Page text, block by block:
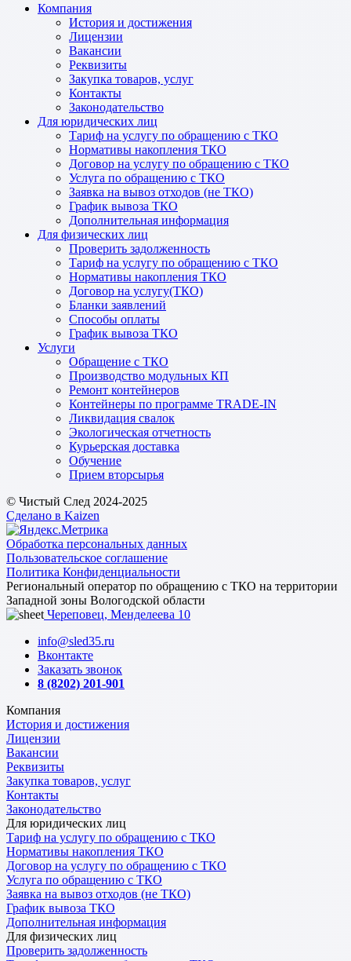
Компания
История и достижения
Лицензии
Вакансии
Реквизиты
Закупка товаров, услуг
Контакты
Законодательство
Для юридических лиц
Тариф на услугу по обращению с ТКО
Нормативы накопления ТКО
Договор на услугу по обращению с ТКО
Услуга по обращению с ТКО
Заявка на вывоз отходов (не ТКО)
График вывоза ТКО
Дополнительная информация
Для физических лиц
Проверить задолженность
Тариф на услугу по обращению с ТКО
Нормативы накопления ТКО
Договор на услугу(ТКО)
Бланки заявлений
Способы оплаты
График вывоза ТКО
Услуги
Обращение с ТКО
Производство модульных КП
Ремонт контейнеров
Контейнеры по программе TRADE-IN
Ликвидация свалок
Экологическая отчетность
Курьерская доставка
Обучение
Прием вторсырья
© Чистый След 2024-2025
Сделано в Kaizen
Обработка персональных данных
Пользовательское соглашение
Политика Конфиденциальности
Региональный оператор по обращению с ТКО на территории
Западной зоны Вологодской области
Череповец, Менделеева 10
info@sled35.ru
Вконтакте
Заказать звонок
8 (8202) 201-901
Компания
История и достижения
Лицензии
Вакансии
Реквизиты
Закупка товаров, услуг
Контакты
Законодательство
Для юридических лиц
Тариф на услугу по обращению с ТКО
Нормативы накопления ТКО
Договор на услугу по обращению с ТКО
Услуга по обращению с ТКО
Заявка на вывоз отходов (не ТКО)
График вывоза ТКО
Дополнительная информация
Для физических лиц
Проверить задолженность